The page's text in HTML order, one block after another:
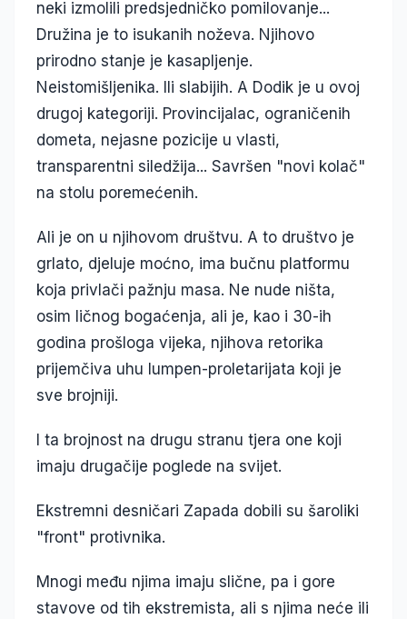
neki izmolili predsjedničko pomilovanje...
Družina je to isukanih noževa. Njihovo
prirodno stanje je kasapljenje.
Neistomišljenika. Ili slabijih. A Dodik je u ovoj
drugoj kategoriji. Provincijalac, ograničenih
dometa, nejasne pozicije u vlasti,
transparentni siledžija... Savršen "novi kolač"
na stolu poremećenih.
Ali je on u njihovom društvu. A to društvo je
grlato, djeluje moćno, ima bučnu platformu
koja privlači pažnju masa. Ne nude ništa,
osim ličnog bogaćenja, ali je, kao i 30-ih
godina prošloga vijeka, njihova retorika
prijemčiva uhu lumpen-proletarijata koji je
sve brojniji.
I ta brojnost na drugu stranu tjera one koji
imaju drugačije poglede na svijet.
Ekstremni desničari Zapada dobili su šaroliki
"front" protivnika.
Mnogi među njima imaju slične, pa i gore
stavove od tih ekstremista, ali s njima neće ili